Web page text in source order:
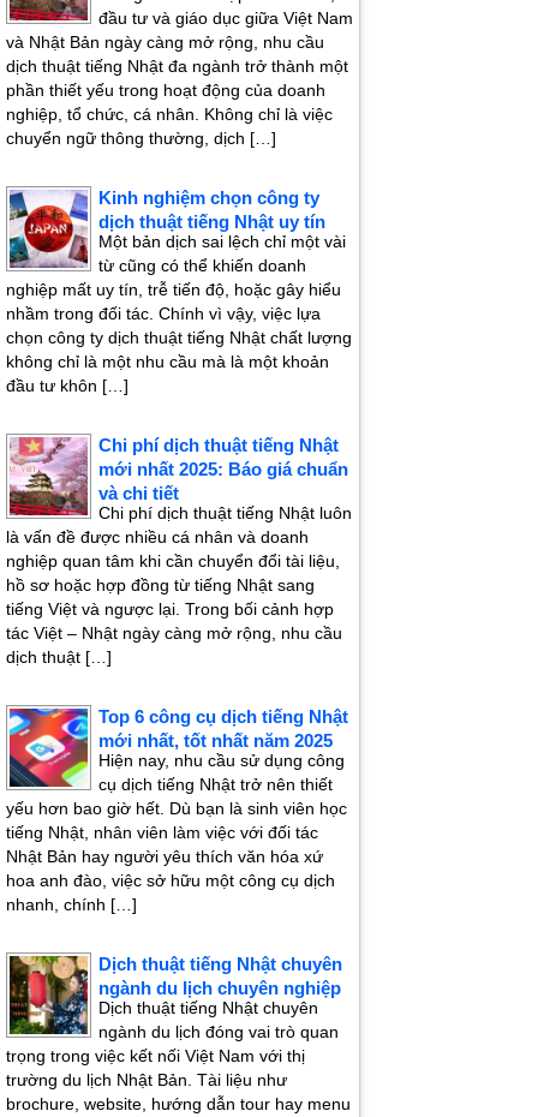
đầu tư và giáo dục giữa Việt Nam
và Nhật Bản ngày càng mở rộng, nhu cầu
dịch thuật tiếng Nhật đa ngành trở thành một
phần thiết yếu trong hoạt động của doanh
nghiệp, tổ chức, cá nhân. Không chỉ là việc
chuyển ngữ thông thường, dịch […]
Kinh nghiệm chọn công ty
dịch thuật tiếng Nhật uy tín
Một bản dịch sai lệch chỉ một vài
từ cũng có thể khiến doanh
nghiệp mất uy tín, trễ tiến độ, hoặc gây hiểu
nhầm trong đối tác. Chính vì vậy, việc lựa
chọn công ty dịch thuật tiếng Nhật chất lượng
không chỉ là một nhu cầu mà là một khoản
đầu tư khôn […]
Chi phí dịch thuật tiếng Nhật
mới nhất 2025: Báo giá chuẩn
và chi tiết
Chi phí dịch thuật tiếng Nhật luôn
là vấn đề được nhiều cá nhân và doanh
nghiệp quan tâm khi cần chuyển đổi tài liệu,
hồ sơ hoặc hợp đồng từ tiếng Nhật sang
tiếng Việt và ngược lại. Trong bối cảnh hợp
tác Việt – Nhật ngày càng mở rộng, nhu cầu
dịch thuật […]
Top 6 công cụ dịch tiếng Nhật
mới nhất, tốt nhất năm 2025
Hiện nay, nhu cầu sử dụng công
cụ dịch tiếng Nhật trở nên thiết
yếu hơn bao giờ hết. Dù bạn là sinh viên học
tiếng Nhật, nhân viên làm việc với đối tác
Nhật Bản hay người yêu thích văn hóa xứ
hoa anh đào, việc sở hữu một công cụ dịch
nhanh, chính […]
Dịch thuật tiếng Nhật chuyên
ngành du lịch chuyên nghiệp
Dịch thuật tiếng Nhật chuyên
ngành du lịch đóng vai trò quan
trọng trong việc kết nối Việt Nam với thị
trường du lịch Nhật Bản. Tài liệu như
brochure, website, hướng dẫn tour hay menu